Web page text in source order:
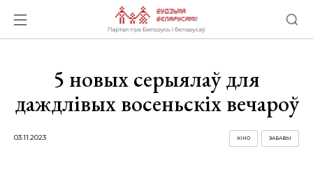
5 новых серыялаў для
даждлівых восеньскіх вечароў
03.11.2023 ЗАБАВЫ
КІНО